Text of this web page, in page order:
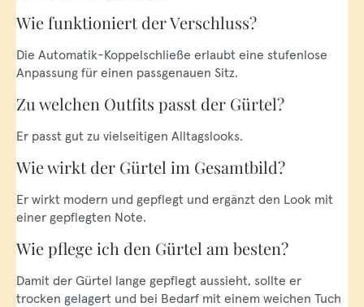
Wie funktioniert der Verschluss?
Die Automatik-Koppelschließe erlaubt eine stufenlose
Anpassung für einen passgenauen Sitz.
Zu welchen Outfits passt der Gürtel?
Er passt gut zu vielseitigen Alltagslooks.
Wie wirkt der Gürtel im Gesamtbild?
Er wirkt modern und gepflegt und ergänzt den Look mit
einer gepflegten Note.
Wie pflege ich den Gürtel am besten?
Damit der Gürtel lange gepflegt aussieht, sollte er
trocken gelagert und bei Bedarf mit einem weichen Tuch